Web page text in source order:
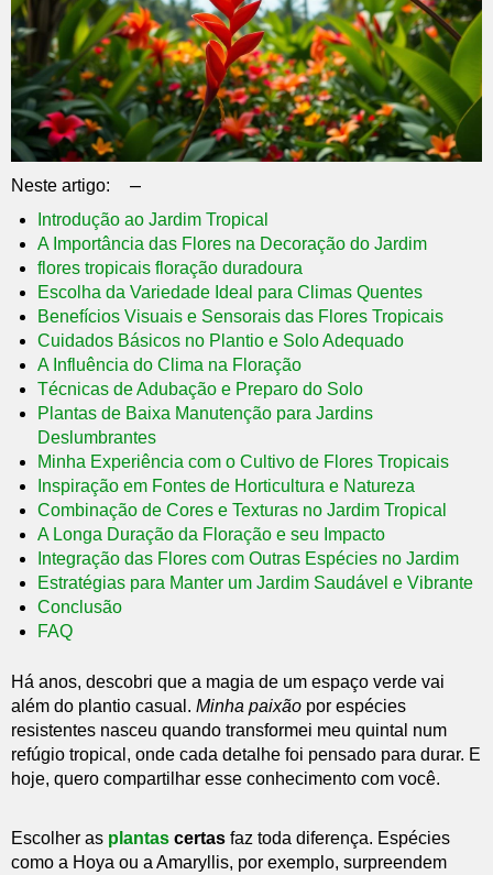
Neste artigo: –
Introdução ao Jardim Tropical
A Importância das Flores na Decoração do Jardim
flores tropicais floração duradoura
Escolha da Variedade Ideal para Climas Quentes
Benefícios Visuais e Sensorais das Flores Tropicais
Cuidados Básicos no Plantio e Solo Adequado
A Influência do Clima na Floração
Técnicas de Adubação e Preparo do Solo
Plantas de Baixa Manutenção para Jardins
Deslumbrantes
Minha Experiência com o Cultivo de Flores Tropicais
Inspiração em Fontes de Horticultura e Natureza
Combinação de Cores e Texturas no Jardim Tropical
A Longa Duração da Floração e seu Impacto
Integração das Flores com Outras Espécies no Jardim
Estratégias para Manter um Jardim Saudável e Vibrante
Conclusão
FAQ
Há anos, descobri que a magia de um espaço verde vai
além do plantio casual. Minha paixão por espécies
resistentes nasceu quando transformei meu quintal num
refúgio tropical, onde cada detalhe foi pensado para durar. E
hoje, quero compartilhar esse conhecimento com você.
Escolher as plantas certas faz toda diferença. Espécies
como a Hoya ou a Amaryllis, por exemplo, surpreendem